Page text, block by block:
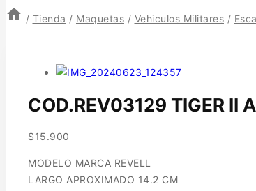
/ Tienda / Maquetas / Vehiculos Militares /
COD.REV03129 TIGER II
$15.900
MODELO MARCA REVELL
LARGO APROXIMADO 14.2 CM